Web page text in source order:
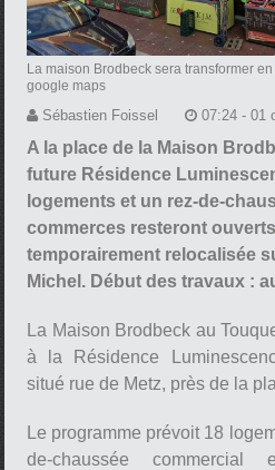
La maison Brodbeck sera transformer
google maps
Sébastien Foissel 07:24 - 01
A la place de la Maison
future Résidence
logements et un rez-de-
commerces resteront
temporairement relocalisée
Michel. Début des travaux :
La Maison Brodbeck au
à la Résidence
situé rue de Metz, près de la
Le programme prévoit 18
de-chaussée